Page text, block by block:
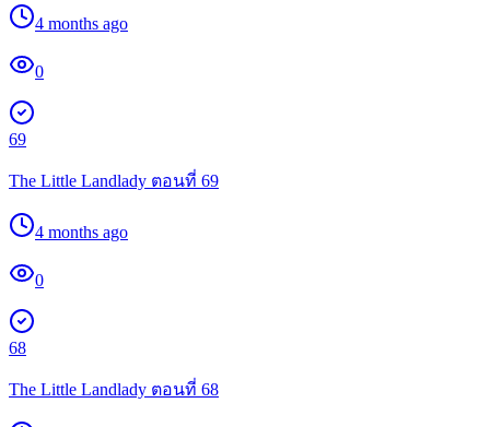
4 months ago
0
69
The Little Landlady ตอนที่ 69
4 months ago
0
68
The Little Landlady ตอนที่ 68